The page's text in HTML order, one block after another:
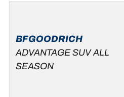
BFGOODRICH
ADVANTAGE SUV ALL
SEASON